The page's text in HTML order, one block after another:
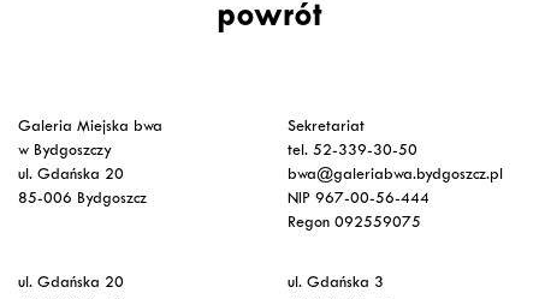
powrót
Galeria Miejska bwa
w Bydgoszczy
ul. Gdańska 20
85-006 Bydgoszcz
Sekretariat
tel. 52-339-30-50
bwa@galeriabwa.bydgoszcz.pl
NIP 967-00-56-444
Regon 092559075
ul. Gdańska 20
ul. Gdańska 3